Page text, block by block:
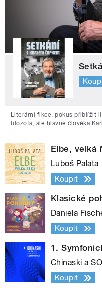
Literární fikce, pokus přiblížit
filozofa, ale hlavně člověka
Elbe, velká
Luboš Palata
Koupit
Klasické
Daniela
Koupit
1.
Chinaski a
Koupit